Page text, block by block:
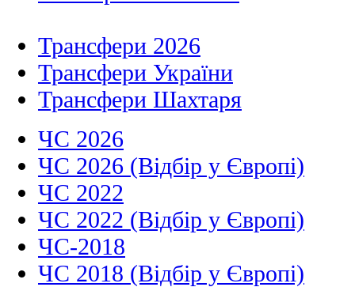
Трансфери 2026
Трансфери України
Трансфери Шахтаря
ЧС 2026
ЧС 2026 (Відбір у Європі)
ЧС 2022
ЧС 2022 (Відбір у Європі)
ЧС-2018
ЧС 2018 (Відбір у Європі)